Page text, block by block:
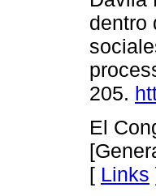
dentro
205.
El
[ Links